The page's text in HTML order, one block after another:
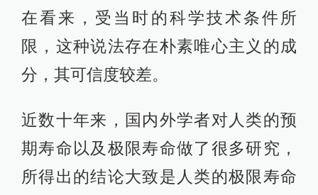
在看来，受当时的科学技术条件所
限，这种说法存在朴素唯心主义的成
分，其可信度较差。
近数十年来，国内外学者对人类的预
期寿命以及极限寿命做了很多研究，
所得出的结论大致是人类的极限寿命